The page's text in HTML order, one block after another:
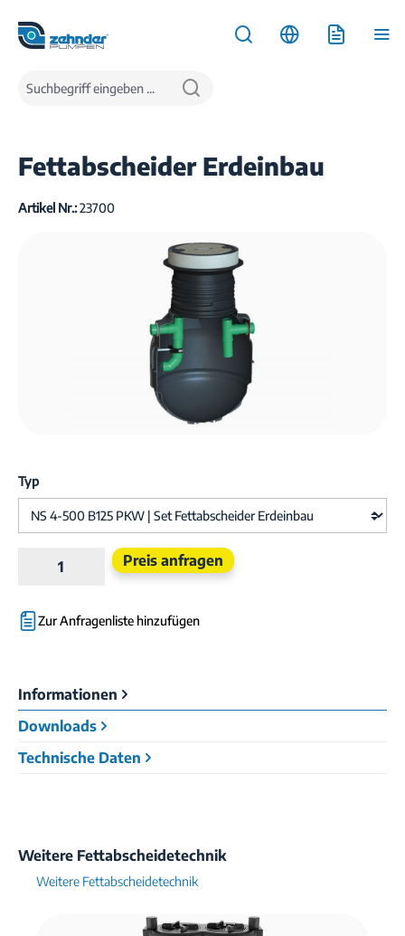
springen
Produkte Wasserentsorgung
Fettabscheider Erdeinbau
Fettabscheider Erdeinbau
Artikel Nr.:23700
Typ
Produkt Anzahl: Gib den gewünschten
Preis anfragen
Zur Anfragenliste hinzufügen
Informationen
Downloads
Technische Daten
Weitere Fettabscheidetechnik
Weitere Fettabscheidetechnik